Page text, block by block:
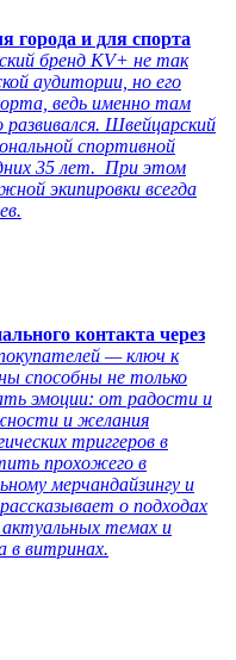
города и для спорта
бренд KV+ не так
аудитории, но его
ведь именно там
Швейцарский
спортивной
35 лет. При этом
экипировки всегда
контакта через
— ключ к
способны не только
эмоции: от радости и
и желания
триггеров в
прохожего в
мерчандайзингу и
о подходах
темах и
в витринах.